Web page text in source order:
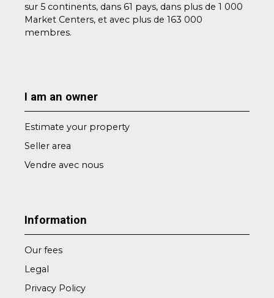
sur 5 continents, dans 61 pays, dans plus de 1 000
Market Centers, et avec plus de 163 000
membres.
I am an owner
Estimate your property
Seller area
Vendre avec nous
Information
Our fees
Legal
Privacy Policy